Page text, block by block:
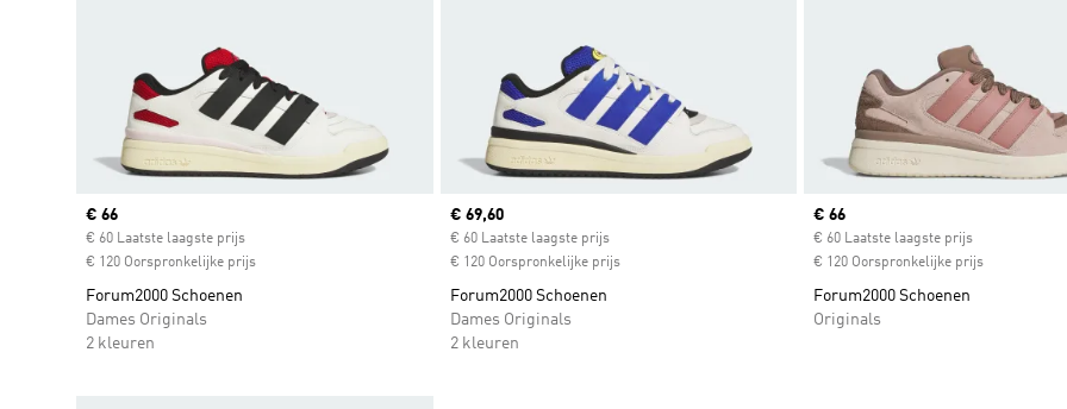
Current price
€ 66
€ 60 Laatste laagste prijs
€ 120 Oorspronkelijke prijs
Forum2000 Schoenen
Dames Originals
2 kleuren
Current price
€ 69,60
€ 60 Laatste laagste prijs
€ 120 Oorspronkelijke prijs
Forum2000 Schoenen
Dames Originals
2 kleuren
Current price
€ 66
€ 60 Laatste laagste prijs
€ 120 Oorspronkelijke prijs
Forum2000 Schoenen
Originals